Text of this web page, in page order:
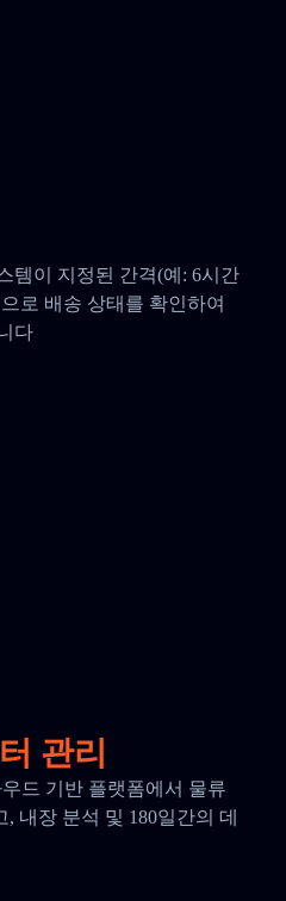
템이 지정된 간격(예: 6시간
로 배송 상태를 확인하여
다
관리
드 기반 플랫폼에서 물류
내장 분석 및 180일간의 데